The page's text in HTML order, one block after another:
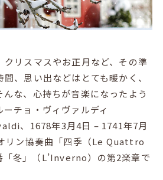
クリスマスやお正月など、その準
、思い出などはとても暖かく、
な、心持ちが音楽になったよう
チョ・ヴィヴァルディ
、 1678年3月4日 – 1741年7月
リン協奏曲「四季（Le Quattro
「冬」（L’Inverno）の第2楽章で